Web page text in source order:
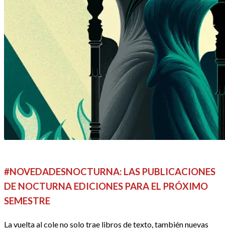
#NOVEDADESNOCTURNA: LAS PUBLICACIONES
DE NOCTURNA EDICIONES PARA EL PRÓXIMO
SEMESTRE
La vuelta al cole no solo trae libros de texto, también nuevas